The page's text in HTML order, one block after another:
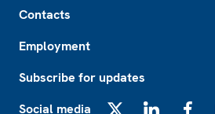
Contacts
Employment
Subscribe for updates
Social media